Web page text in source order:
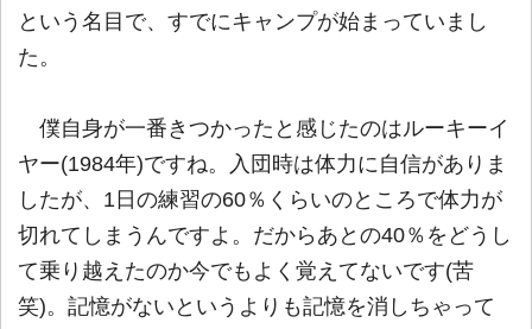
という名目で、すでにキャンプが始まっていまし
た。
僕自身が一番きつかったと感じたのはルーキーイ
ヤー(1984年)ですね。入団時は体力に自信がありま
したが、1日の練習の60％くらいのところで体力が
切れてしまうんですよ。だからあとの40％をどうし
て乗り越えたのか今でもよく覚えてないです(苦
笑)。記憶がないというよりも記憶を消しちゃって